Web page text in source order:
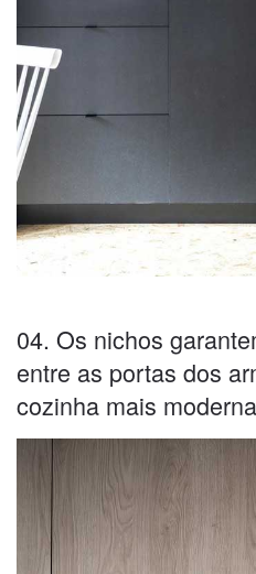
04. Os nichos
entre as portas dos
cozinha mais